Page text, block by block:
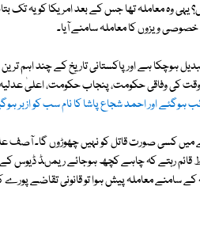
وہ معاملہ تھا جس کے بعد امریکا کو یہ تک
ویزوں کا معاملہ سامنے آیا۔
ہوچکا ہے اور پاکستانی تاریخ کے چند اہم ترین
کی وفاقی حکومت، پنجاب حکومت، اعلیٰ
ہوگئے اور احمد شجاع پاشا کا نام سب کو ازبر
کسی صورت قاتل کو نہیں چھوڑوں گا۔ آصف
قائم رہتے کہ چاہے کچھ ہوجائے ریمںڈ ڈیوس
سامنے معاملہ پیش ہوا تو قانونی تقاضے پورے